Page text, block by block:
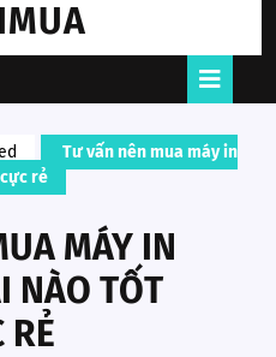
Tư vấn nên mua máy in
rẻ
MÁY IN
NÀO TỐT
RẺ